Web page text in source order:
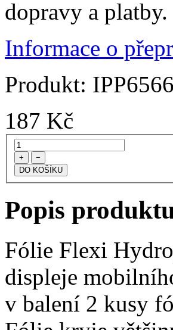
dopravy a platby.
Informace o
Produkt: IPP6566
187 Kč
+ −
Popis
Fólie Flexi
displeje
v balení 2 kusy